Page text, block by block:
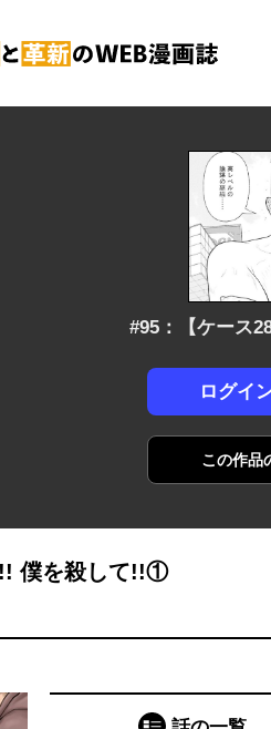
#95：【ケース
ログイ
この作品
!! 僕を殺して!!①